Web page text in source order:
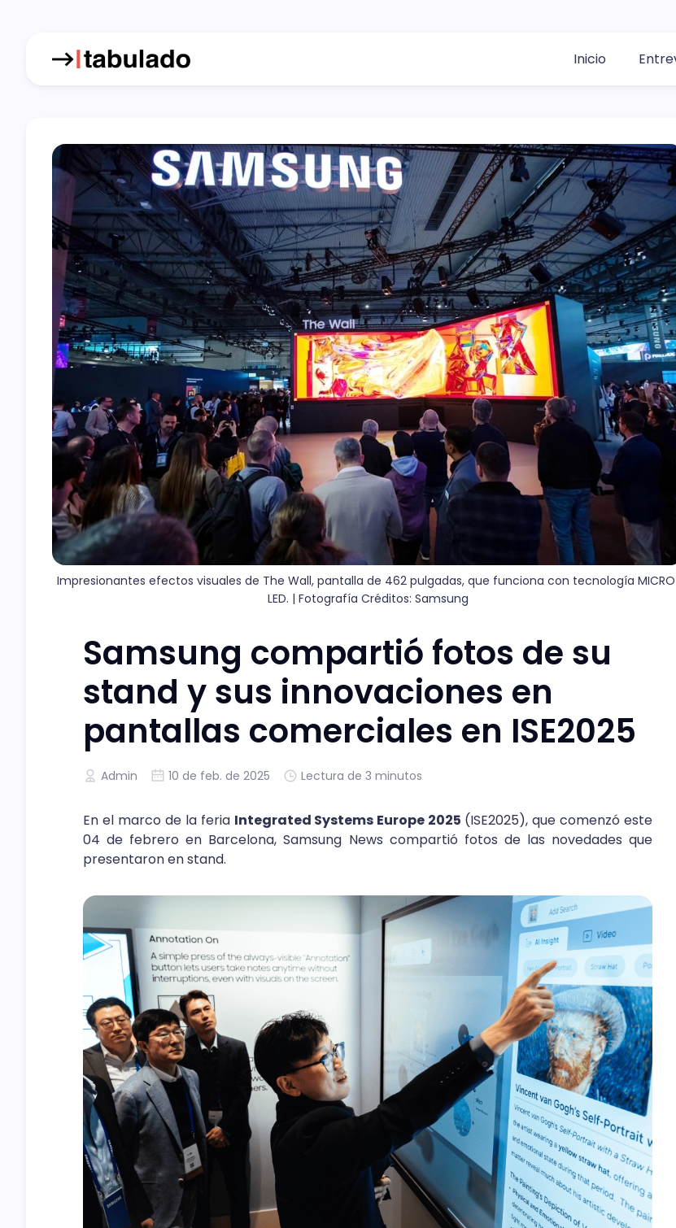
Inicio
Impresionantes efectos visuales de The Wall, pantalla de 462 pulgadas, que funciona con tecnología MICRO
LED. | Fotografía Créditos: Samsung
Samsung compartió fotos de su
stand y sus innovaciones en
pantallas comerciales en ISE2025
Admin 10 de feb. de 2025 Lectura de 3 minutos
En el marco de la feria Integrated Systems Europe 2025 (ISE2025), que comenzó este
04 de febrero en Barcelona, Samsung News compartió fotos de las novedades que
presentaron en stand.